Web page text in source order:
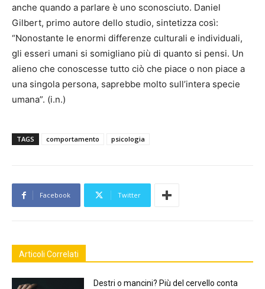
anche quando a parlare è uno sconosciuto. Daniel
Gilbert, primo autore dello studio, sintetizza così:
“Nonostante le enormi differenze culturali e individuali,
gli esseri umani si somigliano più di quanto si pensi. Un
alieno che conoscesse tutto ciò che piace o non piace a
una singola persona, saprebbe molto sull’intera specie
umana”. (i.n.)
TAGS comportamento psicologia
Facebook Twitter
Articoli Correlati
Destri o mancini? Più del cervello conta